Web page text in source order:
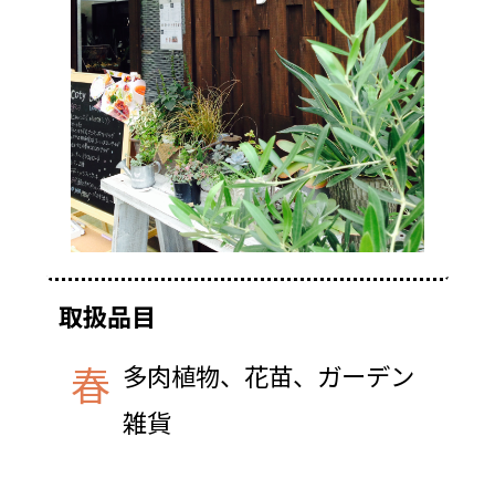
取扱品目
春 多肉植物、花苗、ガーデン
雑貨